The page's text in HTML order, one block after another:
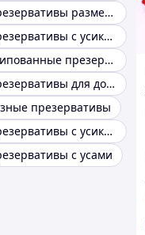
Презервативы размера s
Презервативы с усиками отзывы
Шипованные презервативы
Презервативы для долгого секса
презервативы
Презервативы с усиками аптека
с усами